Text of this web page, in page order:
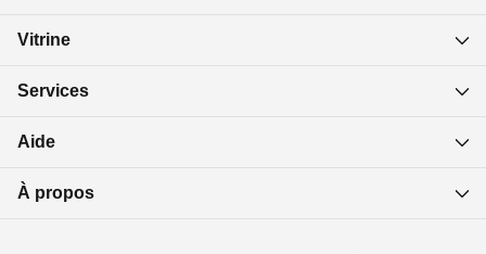
Vitrine
Services
Aide
À propos